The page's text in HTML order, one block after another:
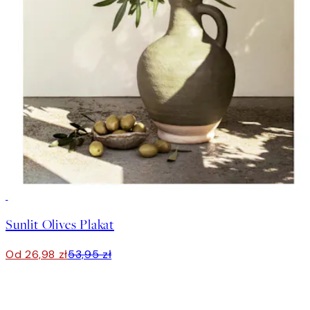
Sunlit Olives Plakat
Od 26,98 zł53,95 zł